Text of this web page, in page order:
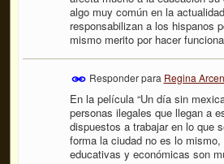
algo muy común en la
responsabilizan a los hispanos
mismo merito por hacer
Responder para Regina
En la película “Un día sin
personas ilegales que llegan a
dispuestos a trabajar en lo que
forma la ciudad no es lo
educativas y económicas son